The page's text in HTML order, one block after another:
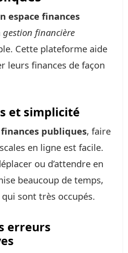
espace finances
gestion financière
Cette plateforme aide
leurs finances de façon
et simplicité
publiques, faire
en ligne est facile.
ou d’attendre en
beaucoup de temps,
sont très occupés.
erreurs